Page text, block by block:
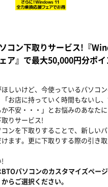
コン下取りサービス!『
ア』で最大50,000円分ポ
ほしいけど、今使っているパソコ
お店に持っていく時間もないし
不安・・・」とお悩みのあなた
りサービス!
ンを下取りすることで、新しい
ます。更に下取りする際の引き
パソコンのカスタマイズページ
らご選択ください。